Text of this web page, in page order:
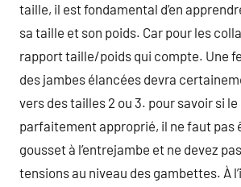
taille, il est fondamental d’en
sa taille et son poids. Car pour les
rapport taille/poids qui compte. Une
des jambes élancées devra
vers des tailles 2 ou 3. pour savoir si
parfaitement approprié, il ne faut pas
gousset à l’entrejambe et ne devez
tensions au niveau des gambettes. À